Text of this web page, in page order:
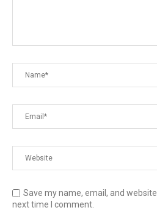
Save my name, email, and
next time I comment.